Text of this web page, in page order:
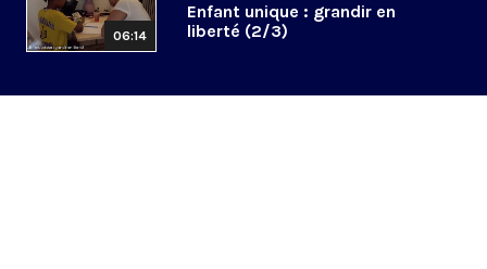
06:14
Enfant unique : grandir en
liberté (2/3)